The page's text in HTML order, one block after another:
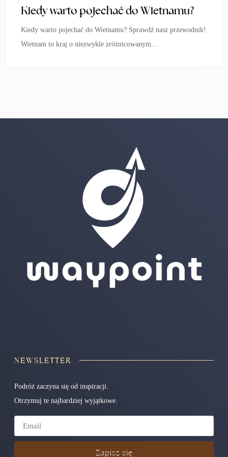
Kiedy warto pojechać do Wietnamu?
Kiedy warto pojechać do Wietnamu? Sprawdź nasz przewodnik!
Wietnam to kraj o niezwykle zróżnicowanym...
NEWSLETTER
Podróż zaczyna się od inspiracji.
Otrzymuj te najbardziej wyjątkowe.
Zapisz się